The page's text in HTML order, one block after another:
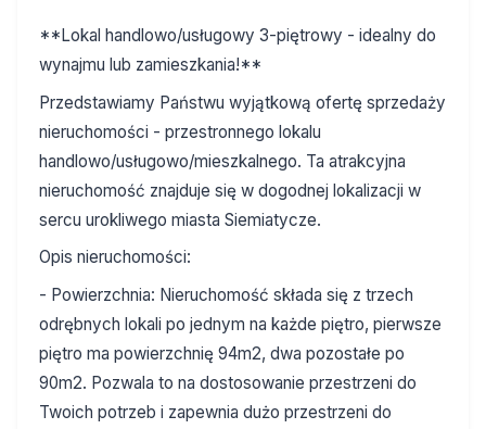
**Lokal handlowo/usługowy 3-piętrowy - idealny do
wynajmu lub zamieszkania!**
Przedstawiamy Państwu wyjątkową ofertę sprzedaży
nieruchomości - przestronnego lokalu
handlowo/usługowo/mieszkalnego. Ta atrakcyjna
nieruchomość znajduje się w dogodnej lokalizacji w
sercu urokliwego miasta Siemiatycze.
Opis nieruchomości:
- Powierzchnia: Nieruchomość składa się z trzech
odrębnych lokali po jednym na każde piętro, pierwsze
piętro ma powierzchnię 94m2, dwa pozostałe po
90m2. Pozwala to na dostosowanie przestrzeni do
Twoich potrzeb i zapewnia dużo przestrzeni do